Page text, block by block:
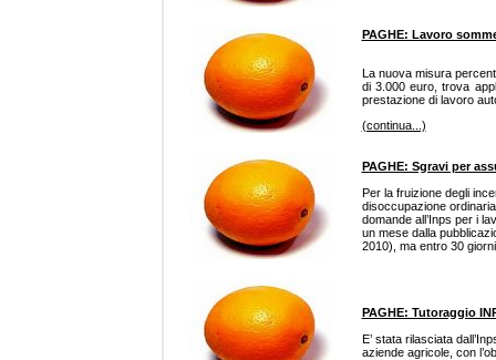
PAGHE: Lavoro
La nuova misura
di 3.000 euro, trova
prestazione di lavoro
(continua...)
PAGHE: Sgravi per
Per la fruizione degli
disoccupazione
domande all’Inps per i
un mese dalla
2010), ma entro 30
PAGHE: Tutoraggio
E’ stata rilasciata
aziende agricole, con